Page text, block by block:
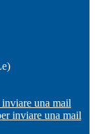
una mail
inviare una mail